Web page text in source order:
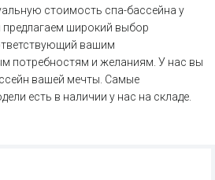
стоимость спа-бассейна у
широкий выбор
вашим
потребностям и желаниям. У нас вы
вашей мечты. Самые
есть в наличии у нас на складе.